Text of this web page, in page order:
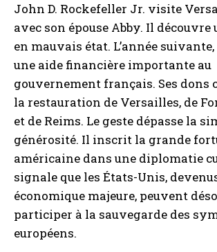
John D. Rockefeller Jr. visite
avec son épouse Abby. Il
en mauvais état. L’année
une aide financière importante au
gouvernement français. Ses dons
la restauration de Versailles, de
et de Reims. Le geste dépasse la
générosité. Il inscrit la grande
américaine dans une diplomatie
signale que les États-Unis,
économique majeure, peuvent
participer à la sauvegarde des
européens.